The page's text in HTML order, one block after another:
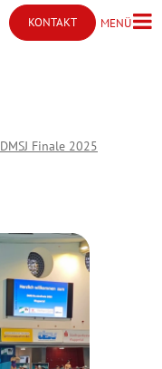
KONTAKT
Kontakt öffnen
MENÜMenü
DMSJ Finale 2025